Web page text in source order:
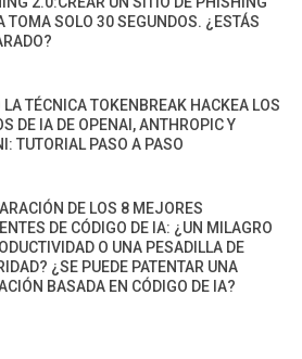
TOMA SOLO 30 SEGUNDOS. ¿ESTÁS
LA TÉCNICA TOKENBREAK HACKEA LOS
DE IA DE OPENAI, ANTHROPIC Y
TUTORIAL PASO A PASO
DE LOS 8 MEJORES
DE CÓDIGO DE IA: ¿UN MILAGRO
O UNA PESADILLA DE
¿SE PUEDE PATENTAR UNA
BASADA EN CÓDIGO DE IA?